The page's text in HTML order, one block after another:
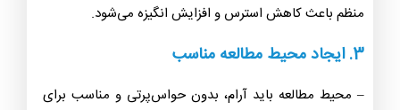
منظم باعث کاهش استرس و افزایش انگیزه می‌شود.
3. ایجاد محیط مطالعه مناسب
– محیط مطالعه باید آرام، بدون حواس‌پرتی و مناسب برای